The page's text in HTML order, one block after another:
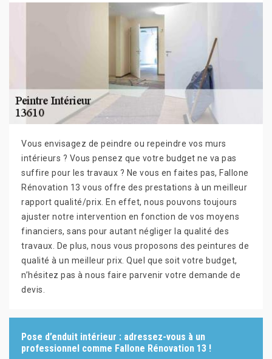
Vous envisagez de peindre ou repeindre vos murs
intérieurs ? Vous pensez que votre budget ne va pas
suffire pour les travaux ? Ne vous en faites pas, Fallone
Rénovation 13 vous offre des prestations à un meilleur
rapport qualité/prix. En effet, nous pouvons toujours
ajuster notre intervention en fonction de vos moyens
financiers, sans pour autant négliger la qualité des
travaux. De plus, nous vous proposons des peintures de
qualité à un meilleur prix. Quel que soit votre budget,
n’hésitez pas à nous faire parvenir votre demande de
devis.
Pose d’enduit intérieur : adressez-vous à un
professionnel comme Fallone Rénovation 13 !